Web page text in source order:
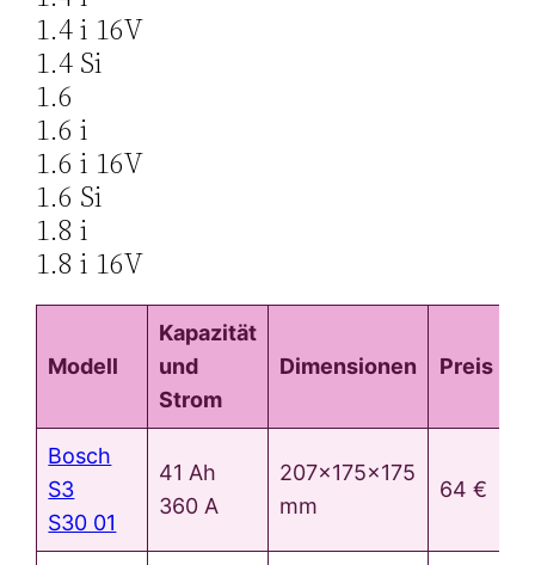
1.4 i 16V
1.4 Si
1.6
1.6 i
1.6 i 16V
1.6 Si
1.8 i
1.8 i 16V
Modell
Kapazität
und
Strom
Dimensionen Preis
Bosch
S3
S30 01
41 Ah
360 A
207x175x175
mm
64 €